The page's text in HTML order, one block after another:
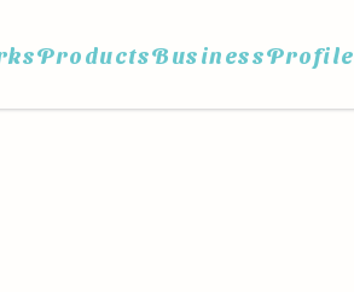
ProductsBusinessProfile